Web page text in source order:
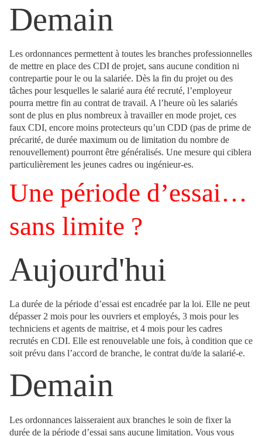
Demain
Les ordonnances permettent à toutes les branches professionnelles
de mettre en place des CDI de projet, sans aucune condition ni
contrepartie pour le ou la salariée. Dès la fin du projet ou des
tâches pour lesquelles le salarié aura été recruté, l’employeur
pourra mettre fin au contrat de travail. A l’heure où les salariés
sont de plus en plus nombreux à travailler en mode projet, ces
faux CDI, encore moins protecteurs qu’un CDD (pas de prime de
précarité, de durée maximum ou de limitation du nombre de
renouvellement) pourront être généralisés. Une mesure qui ciblera
particulièrement les jeunes cadres ou ingénieur-es.
Une période d’essai…
sans limite ?
Aujourd'hui
La durée de la période d’essai est encadrée par la loi. Elle ne peut
dépasser 2 mois pour les ouvriers et employés, 3 mois pour les
techniciens et agents de maitrise, et 4 mois pour les cadres
recrutés en CDI. Elle est renouvelable une fois, à condition que ce
soit prévu dans l’accord de branche, le contrat du/de la salarié-e.
Demain
Les ordonnances laisseraient aux branches le soin de fixer la
durée de la période d’essai sans aucune limitation. Vous vous